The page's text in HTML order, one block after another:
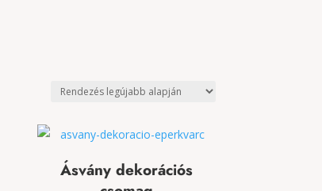
Ásvány dekorációs